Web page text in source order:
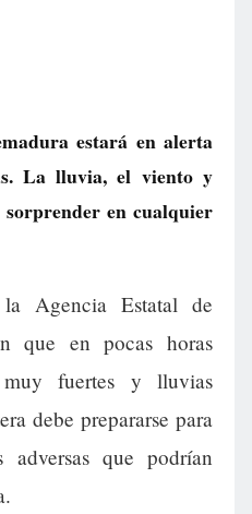
estará en alerta
La lluvia, el viento y
en cualquier
Agencia Estatal de
que en pocas horas
fuertes y lluvias
debe prepararse para
adversas que podrían